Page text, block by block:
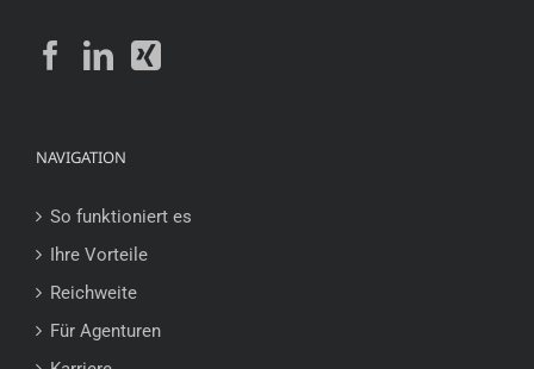
NAVIGATION
So funktioniert es
Ihre Vorteile
Reichweite
Für Agenturen